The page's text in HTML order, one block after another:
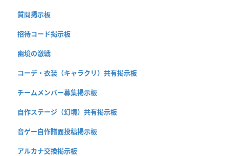
質問掲示板
招待コード掲示板
幽境の激戦
コーデ・衣装（キャラクリ）共有掲示板
チームメンバー募集掲示板
自作ステージ（幻境）共有掲示板
音ゲー自作譜面投稿掲示板
アルカナ交換掲示板